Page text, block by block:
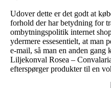
Udover dette er det godt at
forhold der har betydning for
ombytningspolitik internet
ydermere essesentielt, at man
e-mail, så man en anden gang
Liljekonval Rosea –
efterspørger produkter til en